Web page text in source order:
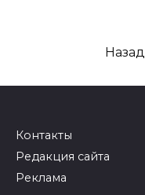
записям
Назад
Контакты
Редакция сайта
Реклама